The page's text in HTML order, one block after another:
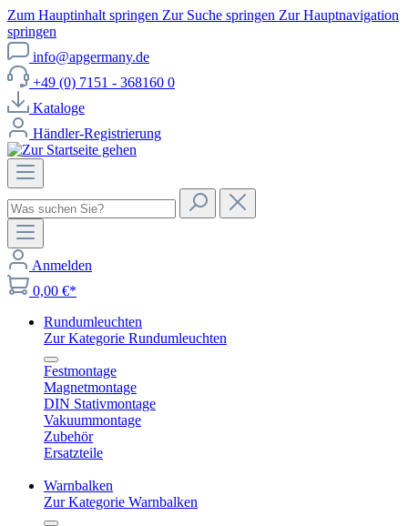
Zum Hauptinhalt springen Zur Suche springen Zur Hauptnavigation
springen
info@apgermany.de
+49 (0) 7151 - 368160 0
Kataloge
Händler-Registrierung
Anmelden
0,00 €*
Rundumleuchten
Zur Kategorie Rundumleuchten
Festmontage
Magnetmontage
DIN Stativmontage
Vakuummontage
Zubehör
Ersatzteile
Warnbalken
Zur Kategorie Warnbalken